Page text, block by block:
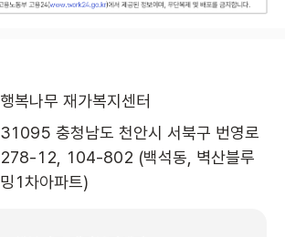
행복나무 재가복지센터
31095 충청남도 천안시 서북구 번영로
278-12, 104-802 (백석동, 벽산블루
밍1차아파트)